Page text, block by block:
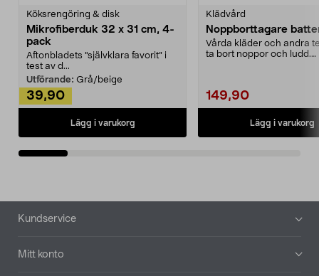
Köksrengöring & disk
Mikrofiberduk 32 x 31 cm, 4-
pack
Aftonbladets "självklara favorit” i
test av d...
Utförande: Grå/beige
39,90
Lägg i varukorg
Klädvård
Noppborttagare
Vårda kläder och andra
ta bort noppor och ludd.
149,90
Lägg i varukorg
Sidfot
Kundservice
Mitt konto